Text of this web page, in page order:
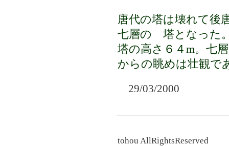
唐代の塔は壊れて後
七層の 塔となっ
塔の高さ６４m。七
からの眺めは壮観で
29/03/2000
tohou AllRightsReserved